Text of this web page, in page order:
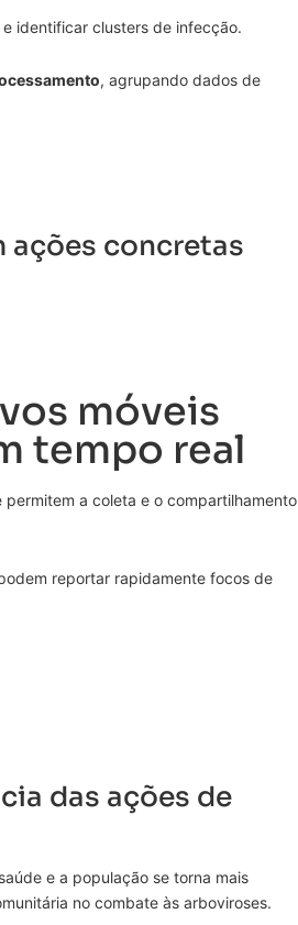
identificar clusters de infecção.
, agrupando dados de
ações concretas
móveis
tempo real
a coleta e o compartilhamento
reportar rapidamente focos de
das ações de
e a população se torna mais
no combate às arboviroses.